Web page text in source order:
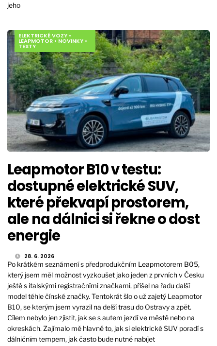
jeho
ELEKTRICKÉ VOZY •
LEAPMOTOR • NOVINKY •
TESTY
Leapmotor B10 v testu:
dostupné elektrické SUV,
které překvapí prostorem,
ale na dálnici si řekne o dost
energie
28. 6. 2026
Po krátkém seznámení s předprodukčním Leapmotorem B05,
který jsem měl možnost vyzkoušet jako jeden z prvních v Česku
ještě s italskými registračními značkami, přišel na řadu další
model téhle čínské značky. Tentokrát šlo o už zajetý Leapmotor
B10, se kterým jsem vyrazil na delší trasu do Ostravy a zpět.
Cílem nebylo jen zjistit, jak se s autem jezdí ve městě nebo na
okreskách. Zajímalo mě hlavně to, jak si elektrické SUV poradí s
dálničním tempem, jak často bude nutné nabíjet